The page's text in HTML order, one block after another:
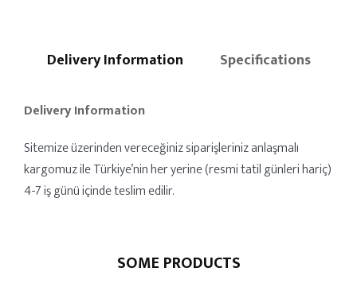
Delivery Information Specifications
Delivery Information
Sitemize üzerinden vereceğiniz siparişleriniz anlaşmalı
kargomuz ile Türkiye’nin her yerine (resmi tatil günleri hariç)
4-7 iş günü içinde teslim edilir.
SOME PRODUCTS